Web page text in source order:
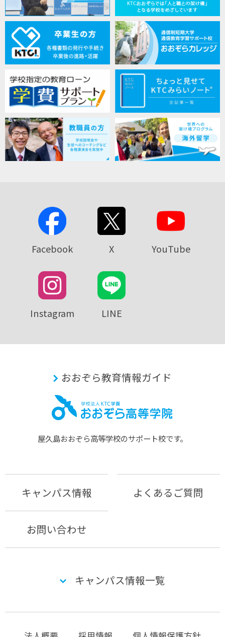
Facebook X YouTube
Instagram LINE
おおぞら教育情報ガイド
屋久島おおぞら⾼等学校のサポート校です。
キャンパス情報 よくあるご質問
お問い合わせ
キャンパス情報一覧